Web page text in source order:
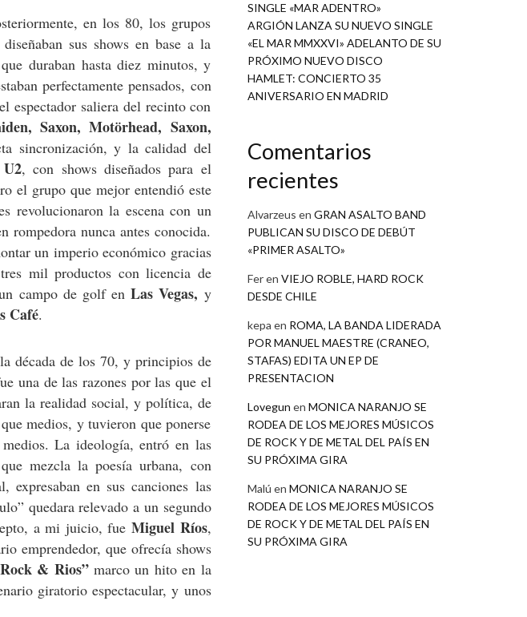
en los 80, los grupos
sus shows en base a la
duraban hasta diez minutos, y
perfectamente pensados, con
espectador saliera del recinto con
Saxon, Motörhead, Saxon,
sincronización, y la calidad del
U2, con shows diseñados para el
el grupo que mejor entendió este
revolucionaron la escena con un
rompedora nunca antes conocida.
un imperio económico gracias
mil productos con licencia de
campo de golf enLas Vegas, y
Café.
década de los 70, y principios de
una de las razones por las que el
la realidad social, y política, de
medios, y tuvieron que ponerse
La ideología, entró en las
mezcla la poesía urbana, con
expresaban en sus canciones las
quedara relevado a un segundo
a mi juicio, fue Miguel Ríos,
emprendedor, que ofrecía shows
& Rios”marco un hito en la
giratorio espectacular, y unos
SINGLE «MAR ADENTRO»
ARGIÓN LANZA SU NUEVO SINGLE
«EL MAR MMXXVI» ADELANTO DE SU
PRÓXIMO NUEVO DISCO
HAMLET: CONCIERTO 35
ANIVERSARIO EN MADRID
Comentarios
recientes
Alvarzeus en GRAN ASALTO BAND
PUBLICAN SU DISCO DE DEBÚT
«PRIMER ASALTO»
Feren VIEJO ROBLE, HARD ROCK
DESDE CHILE
kepa en ROMA, LA BANDA LIDERADA
POR MANUEL MAESTRE (CRANEO,
STAFAS) EDITA UN EP DE
PRESENTACION
Lovegun en MONICA NARANJO SE
RODEA DE LOS MEJORES MÚSICOS
DE ROCK Y DE METAL DEL PAÍS EN
SU PRÓXIMA GIRA
Malú en MONICA NARANJO SE
RODEA DE LOS MEJORES MÚSICOS
DE ROCK Y DE METAL DEL PAÍS EN
SU PRÓXIMA GIRA